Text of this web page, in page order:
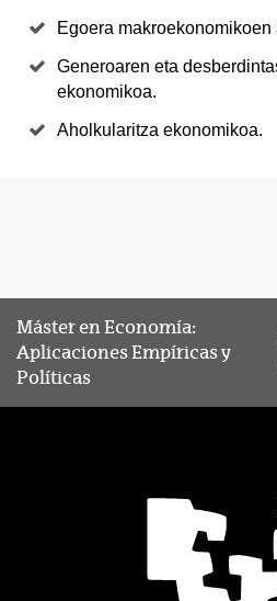
Egoera makroekonomikoen
Generoaren eta
ekonomikoa.
Aholkularitza ekonomikoa.
Máster en Economía:
Aplicaciones Empíricas y
Políticas